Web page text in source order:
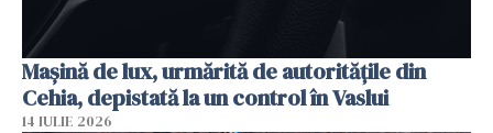
Mașină de lux, urmărită de autoritățile din
Cehia, depistată la un control în Vaslui
14 IULIE 2026